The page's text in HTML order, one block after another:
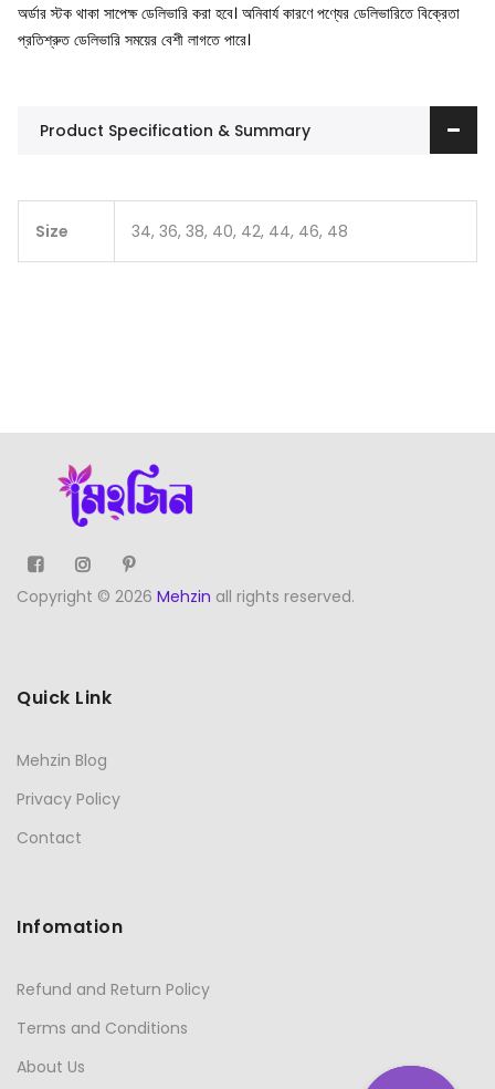
অর্ডার স্টক থাকা সাপেক্ষ ডেলিভারি করা হবে। অনিবার্য কারণে পণ্যের ডেলিভারিতে বিক্রেতা
প্রতিশ্রুত ডেলিভারি সময়ের বেশী লাগতে পারে।
Product Specification & Summary
Size 34, 36, 38, 40, 42, 44, 46, 48
Copyright © 2026 Mehzin all rights reserved.
Quick Link
Mehzin Blog
Privacy Policy
Contact
Infomation
Refund and Return Policy
Terms and Conditions
About Us